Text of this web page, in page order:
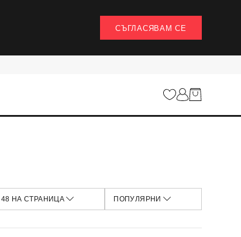
СЪГЛАСЯВАМ СЕ
48 НА СТРАНИЦА
12 НА СТРАНИЦА
ПОПУЛЯРНИ
НАЙ-ИЗГОДНИ
НАЙ-НИСКА ЦЕНА